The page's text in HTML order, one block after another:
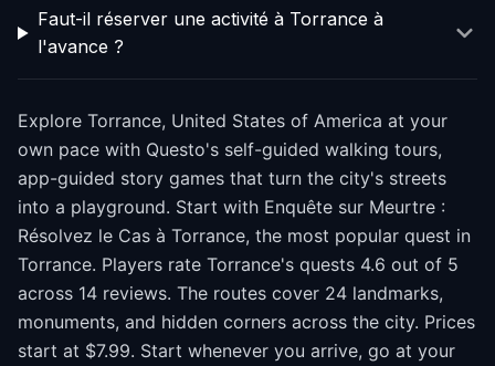
Faut-il réserver une activité à Torrance à
l'avance ?
Explore Torrance, United States of America at your
own pace with Questo's self-guided walking tours,
app-guided story games that turn the city's streets
into a playground. Start with Enquête sur Meurtre :
Résolvez le Cas à Torrance, the most popular quest in
Torrance. Players rate Torrance's quests 4.6 out of 5
across 14 reviews. The routes cover 24 landmarks,
monuments, and hidden corners across the city. Prices
start at $7.99. Start whenever you arrive, go at your